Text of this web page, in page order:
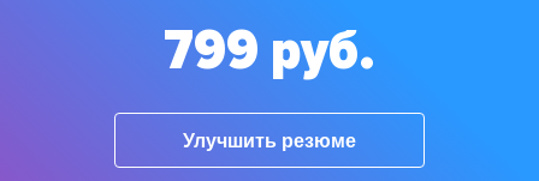
799 руб.
Улучшить резюме